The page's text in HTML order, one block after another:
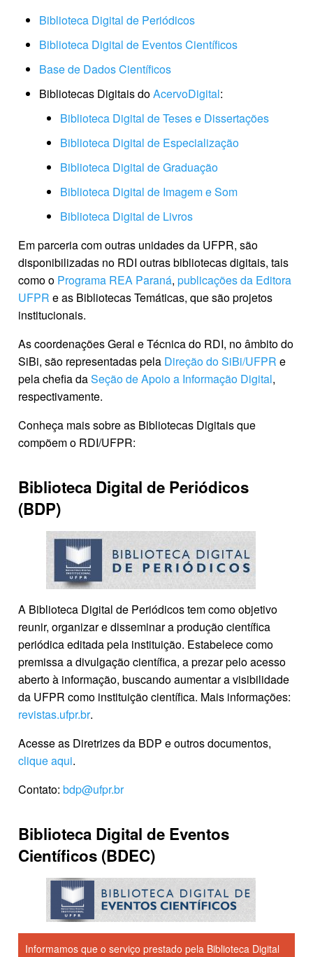
Biblioteca Digital de Periódicos
Biblioteca Digital de Eventos Científicos
Base de Dados Científicos
Bibliotecas Digitais doAcervoDigital:
Biblioteca Digital de Teses e Dissertações
Biblioteca Digital de Especialização
Biblioteca Digital de Graduação
Biblioteca Digital de Imagem e Som
Biblioteca Digital de Livros
Em parceria com outras unidades da UFPR, são
disponibilizadas no RDI outras bibliotecas digitais, tais
como o Programa REA Paraná, publicações da Editora
UFPR e as Bibliotecas Temáticas, que são projetos
institucionais.
As coordenações Geral e Técnica do RDI, no âmbito do
SiBi, são representadas pela Direção do SiBi/UFPR e
pela chefia daSeção de Apoio a Informação Digital,
respectivamente.
Conheça mais sobre as Bibliotecas Digitais que
compõem o RDI/UFPR:
Biblioteca Digital de Periódicos
(BDP)
A Biblioteca Digital de Periódicos tem como objetivo
reunir, organizar e disseminar a produção científica
periódica editada pela instituição. Estabelece como
premissa a divulgação científica, a prezar pelo acesso
aberto à informação, buscando aumentar a visibilidade
da UFPR como instituição científica. Mais informações:
revistas.ufpr.br.
Acesse as Diretrizes da BDP e outros documentos,
clique aqui.
Contato: bdp@ufpr.br
Biblioteca Digital de Eventos
Científicos (BDEC)
Informamos que o serviço prestado pela Biblioteca Digital